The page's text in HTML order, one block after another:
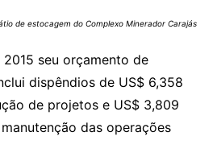
de estocagem do Complexo Minerador Carajás
seu orçamento de
dispêndios de US$ 6,358
de projetos e US$ 3,809
das operações